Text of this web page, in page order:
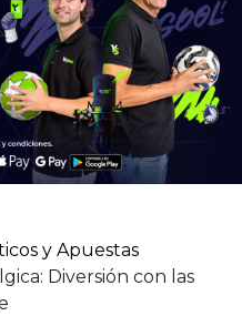
y Apuestas
Diversión con las